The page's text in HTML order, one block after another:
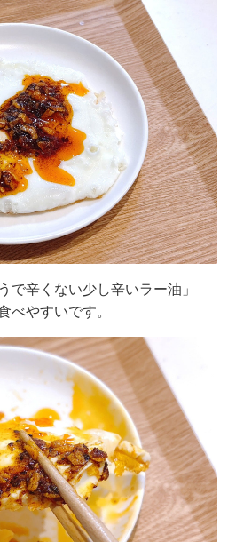
で辛くない少し辛いラー油」
べやすいです。